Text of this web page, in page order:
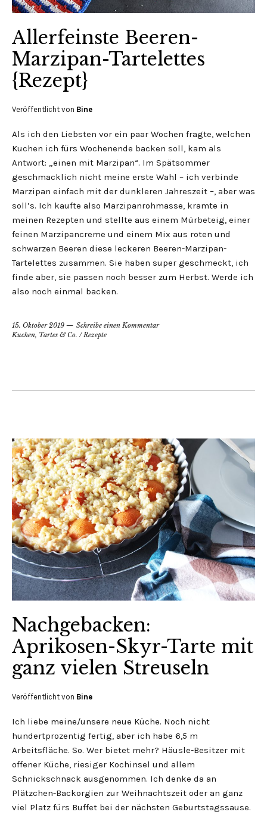
Allerfeinste Beeren-
Marzipan-Tartelettes
{Rezept}
Veröffentlicht von Bine
Als ich den Liebsten vor ein paar Wochen fragte, welchen
Kuchen ich fürs Wochenende backen soll, kam als
Antwort: „einen mit Marzipan“. Im Spätsommer
geschmacklich nicht meine erste Wahl – ich verbinde
Marzipan einfach mit der dunkleren Jahreszeit –, aber was
soll’s. Ich kaufte also Marzipanrohmasse, kramte in
meinen Rezepten und stellte aus einem Mürbeteig, einer
feinen Marzipancreme und einem Mix aus roten und
schwarzen Beeren diese leckeren Beeren-Marzipan-
Tartelettes zusammen. Sie haben super geschmeckt, ich
finde aber, sie passen noch besser zum Herbst. Werde ich
also noch einmal backen.
15. Oktober 2019
Schreibe einen Kommentar
Kuchen, Tartes & Co. /Rezepte
Nachgebacken:
Aprikosen-Skyr-Tarte mit
ganz vielen Streuseln
Veröffentlicht von Bine
Ich liebe meine/unsere neue Küche. Noch nicht
hundertprozentig fertig, aber ich habe 6,5 m
Arbeitsfläche. So. Wer bietet mehr? Häusle-Besitzer mit
offener Küche, riesiger Kochinsel und allem
Schnickschnack ausgenommen. Ich denke da an
Plätzchen-Backorgien zur Weihnachtszeit oder an ganz
viel Platz fürs Buffet bei der nächsten Geburtstagssause.